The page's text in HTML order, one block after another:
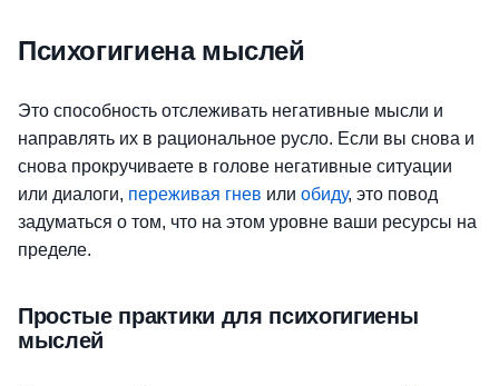
Психогигиена мыслей
Это способность отслеживать негативные мысли и
направлять их в рациональное русло. Если вы снова и
снова прокручиваете в голове негативные ситуации
или диалоги, переживая гнев или обиду, это повод
задуматься о том, что на этом уровне ваши ресурсы на
пределе.
Простые практики для психогигиены
мыслей